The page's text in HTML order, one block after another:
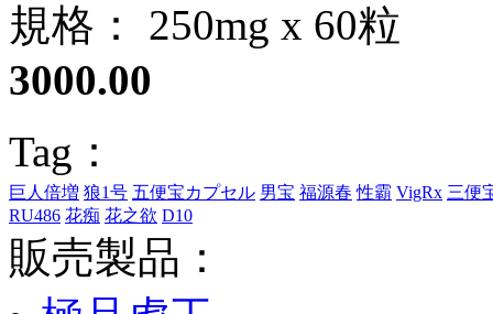
規格： 250mg x 60粒
3000.00
Tag：
巨人倍増 狼1号 五便宝カプセル 男宝 福源春 性霸 VigRx 三便
RU486 花痴 花之欲 D10
販売製品：